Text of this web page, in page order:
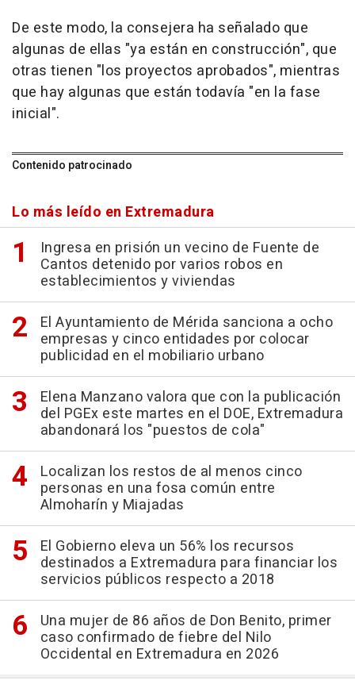
De este modo, la consejera ha señalado que
algunas de ellas "ya están en construcción", que
otras tienen "los proyectos aprobados", mientras
que hay algunas que están todavía "en la fase
inicial".
Contenido patrocinado
Lo más leído en Extremadura
Ingresa en prisión un vecino de Fuente de
Cantos detenido por varios robos en
establecimientos y viviendas
El Ayuntamiento de Mérida sanciona a ocho
empresas y cinco entidades por colocar
publicidad en el mobiliario urbano
Elena Manzano valora que con la publicación
del PGEx este martes en el DOE, Extremadura
abandonará los "puestos de cola"
Localizan los restos de al menos cinco
personas en una fosa común entre
Almoharín y Miajadas
El Gobierno eleva un 56% los recursos
destinados a Extremadura para financiar los
servicios públicos respecto a 2018
Una mujer de 86 años de Don Benito, primer
caso confirmado de fiebre del Nilo
Occidental en Extremadura en 2026